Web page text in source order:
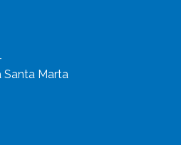
Santa Marta